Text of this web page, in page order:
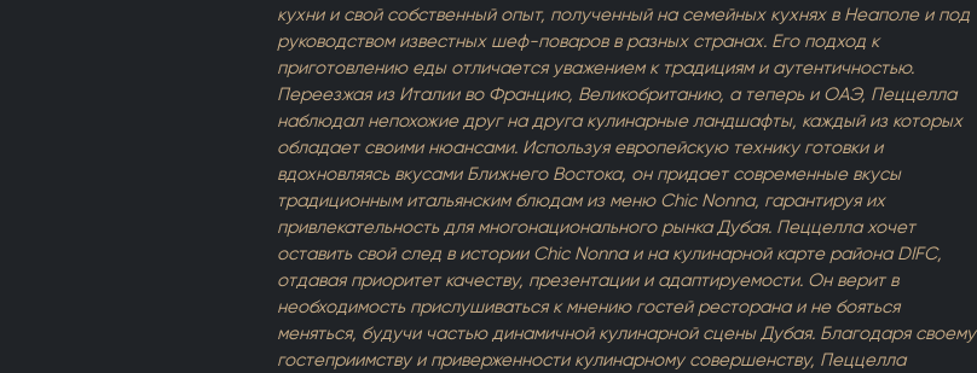
кухни и свой собственный опыт, полученный на семейных кухнях в Неаполе и под
руководством известных шеф-поваров в разных странах. Его подход к
приготовлению еды отличается уважением к традициям и аутентичностью.
Переезжая из Италии во Францию, Великобританию, а теперь и ОАЭ, Пеццелла
наблюдал непохожие друг на друга кулинарные ландшафты, каждый из которых
обладает своими нюансами. Используя европейскую технику готовки и
вдохновляясь вкусами Ближнего Востока, он придает современные вкусы
традиционным итальянским блюдам из меню Chic Nonna, гарантируя их
привлекательность для многонационального рынка Дубая. Пеццелла хочет
оставить свой след в истории Chic Nonna и на кулинарной карте района DIFC,
отдавая приоритет качеству, презентации и адаптируемости. Он верит в
необходимость прислушиваться к мнению гостей ресторана и не бояться
меняться, будучи частью динамичной кулинарной сцены Дубая. Благодаря своему
гостеприимству и приверженности кулинарному совершенству, Пеццелла